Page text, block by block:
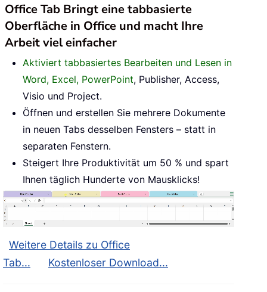
Office Tab Bringt eine tabbasierte
Oberfläche in Office und macht Ihre
Arbeit viel einfacher
Aktiviert tabbasiertes Bearbeiten und Lesen in
Word, Excel, PowerPoint, Publisher, Access,
Visio und Project.
Öffnen und erstellen Sie mehrere Dokumente
in neuen Tabs desselben Fensters – statt in
separaten Fenstern.
Steigert Ihre Produktivität um 50 % und spart
Ihnen täglich Hunderte von Mausklicks!
Weitere Details zu Office
Tab...
Kostenloser Download...